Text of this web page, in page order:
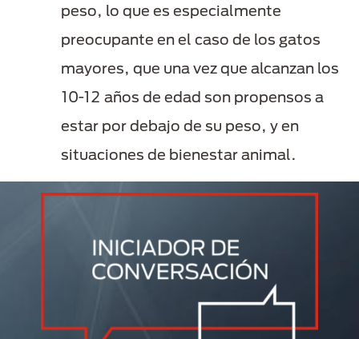
peso, lo que es especialmente
preocupante en el caso de los gatos
mayores, que una vez que alcanzan los
10-12 años de edad son propensos a
estar por debajo de su peso, y en
situaciones de bienestar animal.